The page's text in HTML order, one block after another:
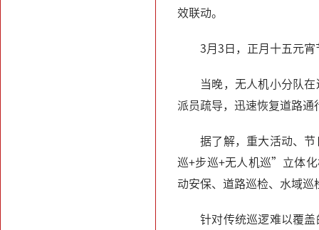
效联动。
3月3日，正月十五元宵
当晚，无人机小分队
派员疏导，迅速恢复道路通
据了解，重大活动、
巡+步巡+无人机巡”立体化
动安保、道路巡检、水域
针对传统巡逻难以覆